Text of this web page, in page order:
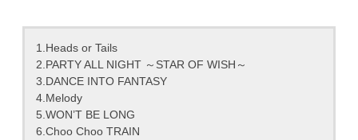
1.Heads or Tails
2.PARTY ALL NIGHT ～STAR OF WISH～
3.DANCE INTO FANTASY
4.Melody
5.WON’T BE LONG
6.Choo Choo TRAIN